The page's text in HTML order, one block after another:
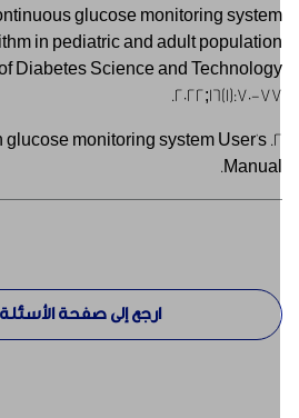
glucose monitoring
in pediatric and adult
of Diabetes Science and
2022;16(1):70-
glucose monitoring system User's
ارجع إلى صفحة الأسئلة